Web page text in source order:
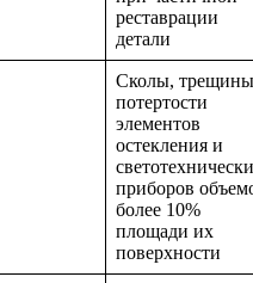
реставрации
детали
Сколы,
потертости
элементов
остекления и
приборов
более 10%
площади их
поверхности